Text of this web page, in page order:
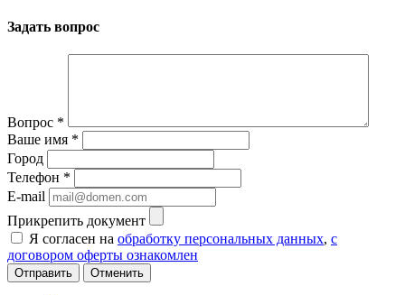
Задать вопрос
Вопрос *
Ваше имя *
Город
Телефон *
E-mail
Прикрепить документ
Я согласен на обработку персональных данных, с
договором оферты ознакомлен
Отменить